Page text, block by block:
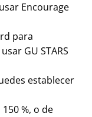
Encourage
para
GU STARS
establecer
%, o de